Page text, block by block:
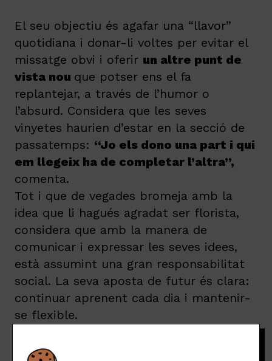
El seu objectiu és agafar una “llavor”
quotidiana i donar-li voltes per evitar el
missatge obvi i oferir un altre punt de
vista nou que potser ens el fa
replantejar, a través de l’humor o
l’absurd. Considera que les seves
vinyetes haurien d’estar en la secció de
passatemps: “Jo els dono una part i qui
em llegeix ha de completar l’altra”,
comenta.
Tot i que de vegades bromeja amb la
idea que li hagués agradat ser florista,
considera que amb la manera de
comunicar i expressar les seves idees,
està assumint una gran responsabilitat
social. La seva aposta de futur és clara:
continuar aprenent cada dia i mantenir-
se flexible.
És l’ètica una